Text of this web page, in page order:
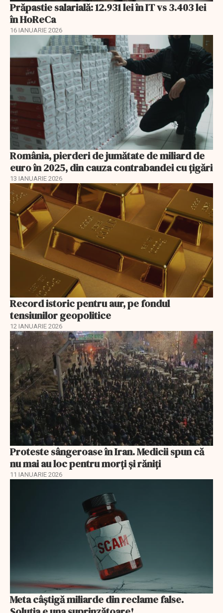
Prăpastie salarială: 12.931 lei în IT vs 3.403 lei
în HoReCa
16 IANUARIE 2026
România, pierderi de jumătate de miliard de
euro în 2025, din cauza contrabandei cu ţigări
13 IANUARIE 2026
Record istoric pentru aur, pe fondul
tensiunilor geopolitice
12 IANUARIE 2026
Proteste sângeroase în Iran. Medicii spun că
nu mai au loc pentru morți și răniți
11 IANUARIE 2026
Meta câștigă miliarde din reclame false.